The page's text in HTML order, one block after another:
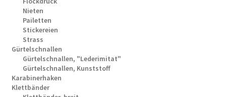
Nieten
Pailetten
Stickereien
Strass
Gürtelschnallen
Gürtelschnallen, "Lederimitat"
Gürtelschnallen, Kunststoff
Karabinerhaken
Klettbänder